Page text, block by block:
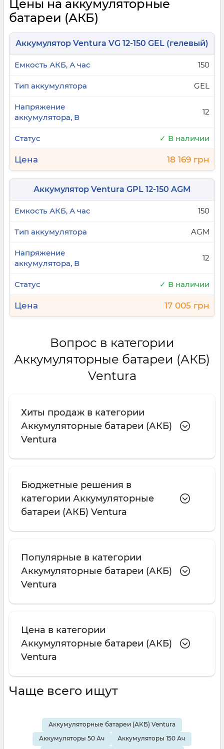
относятся к свинцово-кислотному типу. Они
делятся на два вида:
AGM — с жидким электролитом. Эти
аккумуляторные батареи имеют стабильную
отдачу и повышенную устойчивость к
подходят для энергоснабжения
например сигнализаций или систем
буферном режиме;
GEL — с густым вязким электролитом.
Гелевые аккумуляторы имеют большую
отдачу и менее чувствительны к глубоким
разрядам. Они будут идеальным выбором
для мощных потребителей — их
стандартный рабочий цикл или вовремя
подходят для использования в циклическом
режиме — как в источниках
электротранспорте.
эффективность рекомбинации газов —
батареи способны долго служат без
обслуживания и потери своих свойств;
полная безопасность даже при
использовании непосредственно в жилых
помещениях;
способность выдерживать высокий ток —
потребителей вроде геймерских
компьютеров и рабочих станций;
низкий уровень саморазряда — сохраняют
прочные корпуса из пластика ABS —
аккумуляторные батареи Ventura подходят
для эксплуатации в неблагоприятных
Компания «Вентура» предлагает широкий выбор
батарей для любых сфер применения.
Рассмотрим подробнее основные типы
характеристики.
Модели бытового класса — доступные и
компактные. Эти аккумуляторы Ventura имеют
Цены на аккумуляторные
батареи (АКБ)
Аккумулятор Ventura VG 12-150 GEL (гелевый)
150
GEL
12
✓ В наличии
18 169 грн
Аккумулятор Ventura GPL 12-150 AGM
150
AGM
12
✓ В наличии
17 005 грн
Вопрос в категории
Аккумуляторные батареи (АКБ)
Ventura
Хиты продаж в категории
Аккумуляторные батареи (АКБ)
Ventura
Бюджетные решения в
категории Аккумуляторные
батареи (АКБ) Ventura
Популярные в категории
Аккумуляторные батареи (АКБ)
Ventura
Цена в категории
Аккумуляторные батареи (АКБ)
Ventura
Чаще всего ищут
Аккумуляторные батареи (АКБ) Ventura
Аккумуляторы 50 Ач
Аккумуляторы 150 Ач